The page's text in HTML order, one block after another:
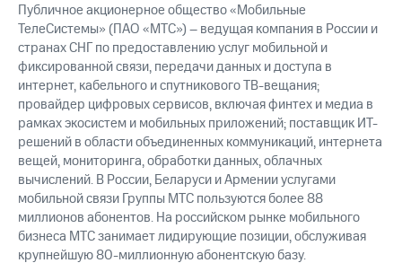
Публичное акционерное общество «Мобильные
ТелеСистемы» (ПАО «МТС») – ведущая компания в России и
странах СНГ по предоставлению услуг мобильной и
фиксированной связи, передачи данных и доступа в
интернет, кабельного и спутникового ТВ-вещания;
провайдер цифровых сервисов, включая финтех и медиа в
рамках экосистем и мобильных приложений; поставщик ИТ-
решений в области объединенных коммуникаций, интернета
вещей, мониторинга, обработки данных, облачных
вычислений. В России, Беларуси и Армении услугами
мобильной связи Группы МТС пользуются более 88
миллионов абонентов. На российском рынке мобильного
бизнеса МТС занимает лидирующие позиции, обслуживая
крупнейшую 80-миллионную абонентскую базу.